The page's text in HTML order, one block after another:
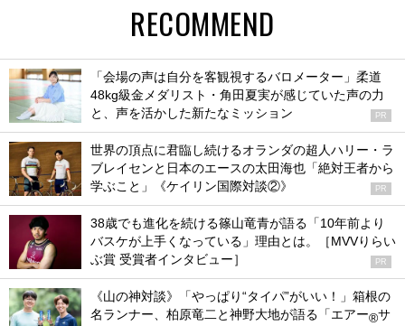
RECOMMEND
「会場の声は自分を客観視するバロメーター」柔道
48kg級金メダリスト・角田夏実が感じていた声の力
と、声を活かした新たなミッション
PR
世界の頂点に君臨し続けるオランダの超人ハリー・ラ
ブレイセンと日本のエースの太田海也「絶対王者から
学ぶこと」《ケイリン国際対談②》
PR
38歳でも進化を続ける篠山竜青が語る「10年前より
バスケが上手くなっている」理由とは。［MVVりらい
ぶ賞 受賞者インタビュー］
PR
《山の神対談》「やっぱり“タイパ”がいい！」箱根の
名ランナー、柏原竜二と神野大地が語る「エアー®サ